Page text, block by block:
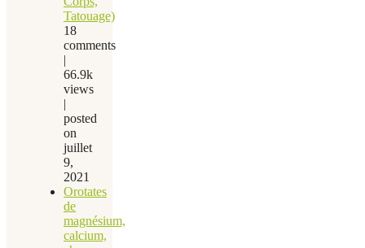
Tatouage)
18
comments
|
66.9k
views
|
posted
on
juillet
9,
2021
Orotates
de
magnésium,
calcium,